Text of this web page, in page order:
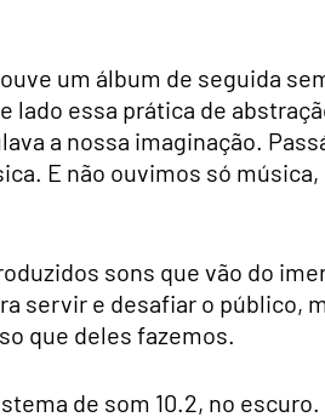
um álbum de seguida
lado essa prática de
a nossa imaginação.
E não ouvimos só
sons que vão do
servir e desafiar o público,
que deles fazemos.
de som 10.2, no